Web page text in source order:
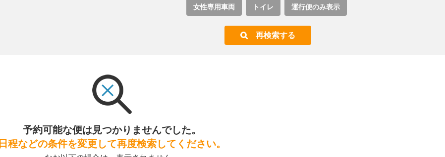
女性専用車両 トイレ 運行便のみ表示
再検索する
予約可能な便は見つかりませんでした。
日程などの条件を変更して再度検索してください。